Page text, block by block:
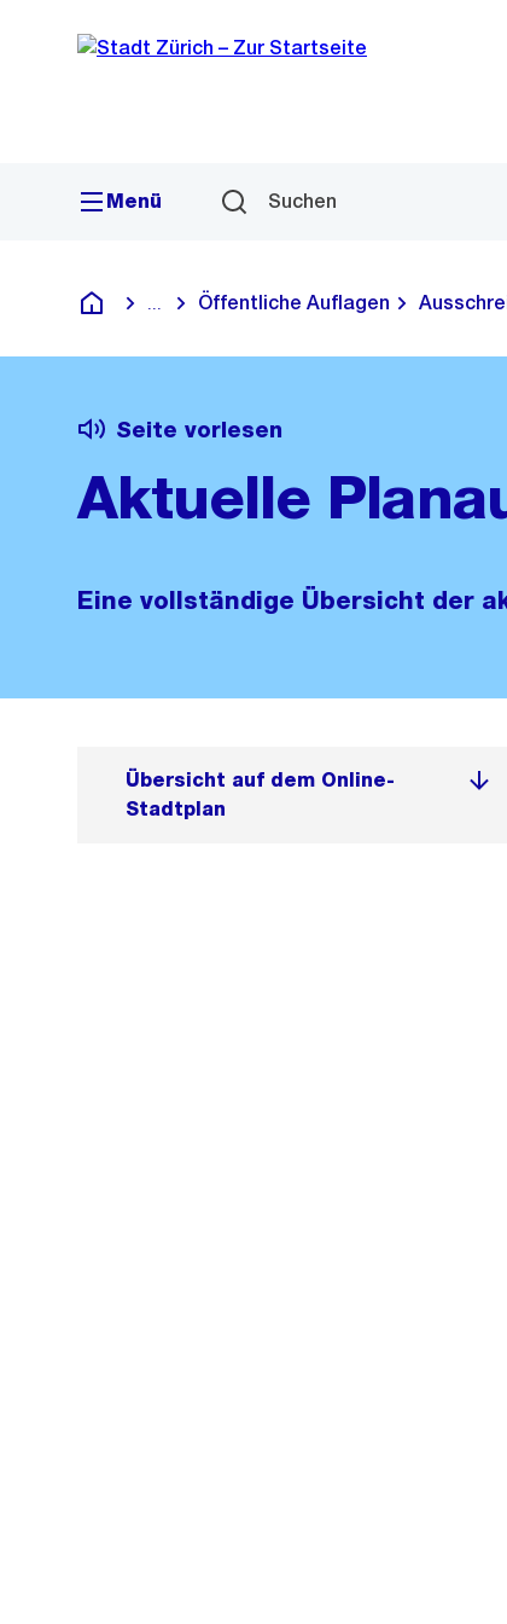
Navigation
Sprunglink
Menü Suchen
Deutsch
Blende alle Breadcrumbs ein
Öffentliche Auflagen
Seite vorlesen
Aktuelle
Eine vollständige Übersicht der
Übersicht auf dem Online-
Stadtplan